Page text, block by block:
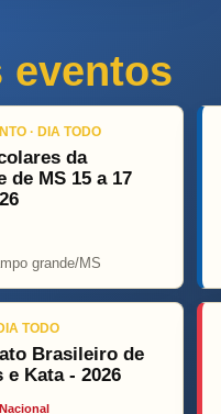
eventos
· DIA TODO
da
de MS 15 a 17
grande/MS
TODO
Brasileiro de
e Kata - 2026